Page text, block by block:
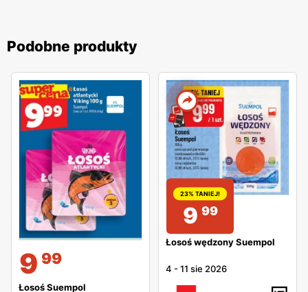
Podobne produkty
9 99
Łosoś Suempol
23% TANIEJ!
9 99
Łosoś wędzony Suempol
4 -11 sie 2026